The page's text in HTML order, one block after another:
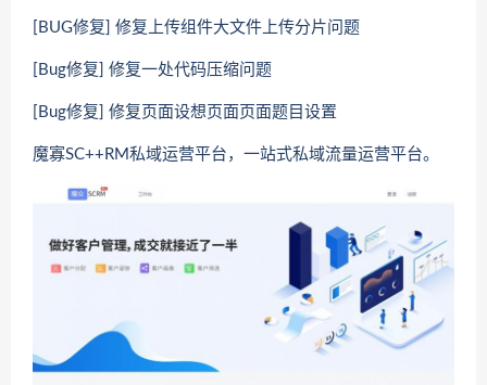
[BUG修复] 修复上传组件大文件上传分片问题
[Bug修复] 修复一处代码压缩问题
[Bug修复] 修复页面设想页面页面题目设置
魔寡SC++RM私域运营平台，一站式私域流量运营平台。